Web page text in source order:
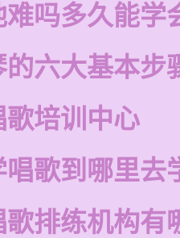
难吗多久能学
的六大基本步
歌培训中心
唱歌到哪里去
歌排练机构有